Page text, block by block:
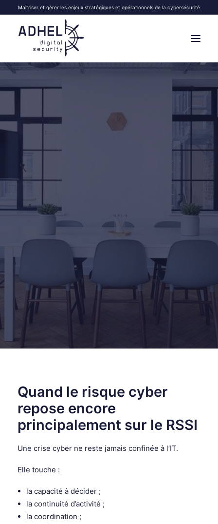
Maîtriser et gérer les enjeux stratégiques et opérationnels de la cybersécurité
VOS OBJECTIFS
À PROPOS
BLOG
Quand le risque cyber
repose encore
principalement sur le RSSI
Une crise cyber ne reste jamais confinée à l’IT.
Elle touche :
la capacité à décider ;
la continuité d’activité ;
la coordination ;